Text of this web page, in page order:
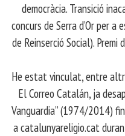
democràcia. Transició
concurs de Serra d’Or per
de Reinserció Social).
He estat vinculat, entre
El Correo Catalán, ja
Vanguardia” (1974/2014)
a catalunyareligio.cat